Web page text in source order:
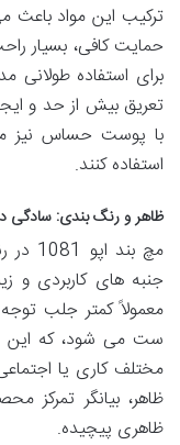
حمایت کافی، بسیار
برای استفاده طولانی
تعریق بیش از حد و
با پوست حساس نیز
استفاده کنند.
ظاهر و رنگ بندی: سادگی
مچ
جنبه های کاربردی و
معمولاً کمتر جلب
ست می شود، که این
مختلف کاری یا
ظاهر، بیانگر تمرکز
ظاهری پیچیده.